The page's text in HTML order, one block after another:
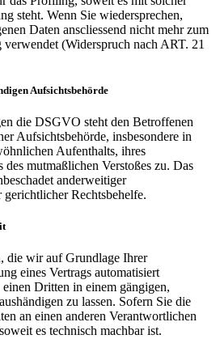
steht. Wenn Sie wiedersprechen,
Daten anscliessend nicht mehr zum
(Widerspruch nach ART. 21
Aufsichtsbehörde
die DSGVO steht den Betroffenen
Aufsichtsbehörde, insbesondere in
Aufenthalts, ihres
des mutmaßlichen Verstoßes zu. Das
anderweitiger
Rechtsbehelfe.
die wir auf Grundlage Ihrer
eines Vertrags automatisiert
Dritten in einem gängigen,
zu lassen. Sofern Sie die
an einen anderen Verantwortlichen
es technisch machbar ist.